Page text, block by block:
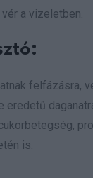
a vizeletben.
felfázásra,
eredetű
is.